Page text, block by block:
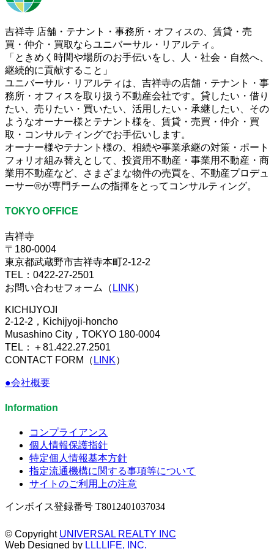
吉祥寺 店舗・テナント・事務所・オフィスの、賃貸・売
買・仲介・買取ならユニバーサル・リアルティ。
「ときめく時間や場所のお手伝いをし、人・社会・自然へ、
継続的に貢献すること」
ユニバーサル・リアルティは、吉祥寺の店舗・テナント・事
務所・オフィスを取り扱う不動産会社です。貸したい・借り
たい、売りたい・買いたい、活用したい・承継したい、その
ようなオーナー様とテナント様を、賃貸・売買・仲介・買
取・コンサルティングでお手伝いします。
オーナー様やテナント様の、相続や事業承継の対策・ポート
フォリオ組み替えとして、投資用不動産・事業用不動産・商
業用不動産など、さまざまな物件の売買を、不動産プロデュ
ーサー®が専門チームの指揮をとってコンサルティング。
TOKYO OFFICE
吉祥寺
〒180-0004
東京都武蔵野市吉祥寺本町2-12-2
TEL：0422-27-2501
お問い合わせフォーム（ LINK）
KICHIJYOJI
2-12-2，Kichijyoji-honcho
Musashino City，TOKYO 180-0004
TEL：＋81.422.27.2501
CONTACT FORM（ LINK）
●会社概要
Information
コンプライアンス
個人情報保護指針
特定個人情報基本方針
指定流通機構に関する事項等について
サイトのご利用上の注意
インボイス登録番号 T8012401037034
© Copyright UNIVERSAL REALTY INC
Web Designed by LLLLIFE, INC.